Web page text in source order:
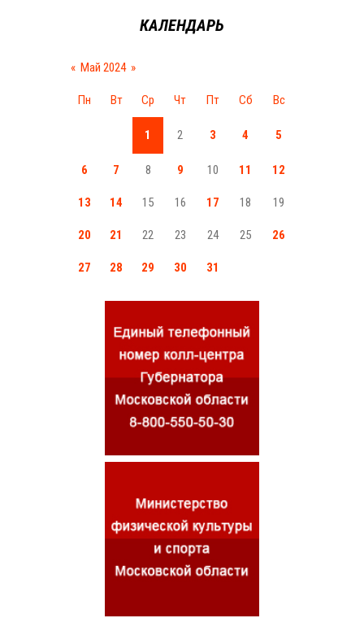
КАЛЕНДАРЬ
« Май 2024 »
Пн Вт Ср Чт Пт Сб Вс
1 2 3 4 5
6 7 8 9 10 11 12
13 14 15 16 17 18 19
20 21 22 23 24 25 26
27 28 29 30 31